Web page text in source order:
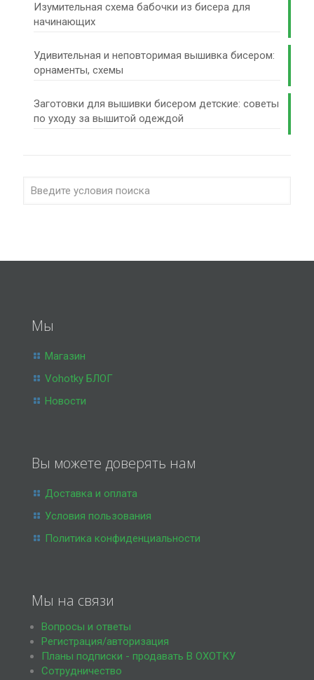
Изумительная схема бабочки из бисера для
начинающих
Удивительная и неповторимая вышивка бисером:
орнаменты, схемы
Заготовки для вышивки бисером детские: советы
по уходу за вышитой одеждой
Мы
Магазин
Vohotky БЛОГ
Новости
Вы можете доверять нам
Доставка и оплата
Условия пользования
Политика конфиденциальности
Мы на связи
Вопросы и ответы
Регистрация/авторизация
Планы подписки - продавать В ОХОТКУ
Сотрудничество